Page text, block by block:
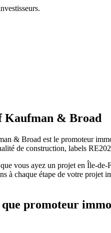
Kaufman & Broad
& Broad est le promoteur
de construction, labels
vous ayez un projet en Île-
à chaque étape de votre projet
que promoteur